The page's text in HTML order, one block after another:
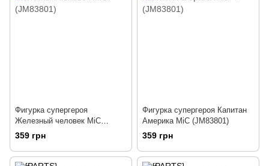
Фигурка супергероя
Железный человек MiC
(JM83801)
359 грн
Фигурка супергероя Капитан
Америка MiC (JM83801)
359 грн